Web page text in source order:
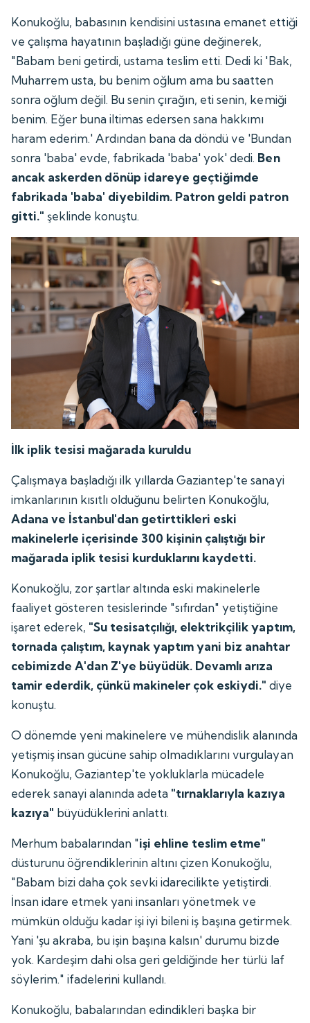
Konukoğlu, babasının kendisini ustasına emanet ettiği
ve çalışma hayatının başladığı güne değinerek,
"Babam beni getirdi, ustama teslim etti. Dedi ki 'Bak,
Muharrem usta, bu benim oğlum ama bu saatten
sonra oğlum değil. Bu senin çırağın, eti senin, kemiği
benim. Eğer buna iltimas edersen sana hakkımı
haram ederim.' Ardından bana da döndü ve 'Bundan
sonra 'baba' evde, fabrikada 'baba' yok' dedi. Ben
ancak askerden dönüp idareye geçtiğimde
fabrikada 'baba' diyebildim. Patron geldi patron
gitti." şeklinde konuştu.
İlk iplik tesisi mağarada kuruldu
Çalışmaya başladığı ilk yıllarda Gaziantep'te sanayi
imkanlarının kısıtlı olduğunu belirten Konukoğlu,
Adana ve İstanbul'dan getirttikleri eski
makinelerle içerisinde 300 kişinin çalıştığı bir
mağarada iplik tesisi kurduklarını kaydetti.
Konukoğlu, zor şartlar altında eski makinelerle
faaliyet gösteren tesislerinde "sıfırdan" yetiştiğine
işaret ederek, "Su tesisatçılığı, elektrikçilik yaptım,
tornada çalıştım, kaynak yaptım yani biz anahtar
cebimizde A'dan Z'ye büyüdük. Devamlı arıza
tamir ederdik, çünkü makineler çok eskiydi."diye
konuştu.
O dönemde yeni makinelere ve mühendislik alanında
yetişmiş insan gücüne sahip olmadıklarını vurgulayan
Konukoğlu, Gaziantep'te yokluklarla mücadele
ederek sanayi alanında adeta "tırnaklarıyla kazıya
kazıya" büyüdüklerini anlattı.
Merhum babalarından "işi ehline teslim etme"
düsturunu öğrendiklerinin altını çizen Konukoğlu,
"Babam bizi daha çok sevki idarecilikte yetiştirdi.
İnsan idare etmek yani insanları yönetmek ve
mümkün olduğu kadar işi iyi bileni iş başına getirmek.
Yani 'şu akraba, bu işin başına kalsın' durumu bizde
yok. Kardeşim dahi olsa geri geldiğinde her türlü laf
söylerim." ifadelerini kullandı.
Konukoğlu, babalarından edindikleri başka bir